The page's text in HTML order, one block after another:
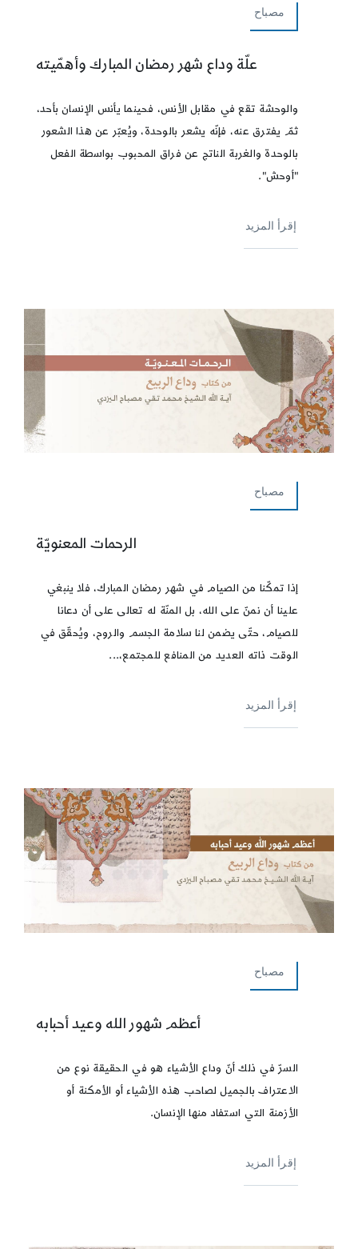
مصباح
علّة وداع شهر رمضان المبارك وأهمّيته
والوحشة تقع في مقابل الأنس، فحينما يأنس الإنسان بأحد،
ثمّ يفترق عنه، فإنّه يشعر بالوحدة، ويُعبّر عن هذا الشعور
بالوحدة والغربة الناتج عن فراق المحبوب بواسطة الفعل
"أوحش".
إقرأ المزيد
مصباح
الرحمات المعنويّة
إذا تمكّنا من الصيام في شهر رمضان المبارك، فلا ينبغي
علينا أن نمنّ على الله، بل المنّة له تعالى على أن دعانا
للصيام، حتّى يضمن لنا سلامة الجسم والروح، ويُحقّق في
الوقت ذاته العديد من المنافع للمجتمع،...
إقرأ المزيد
مصباح
أعظم شهور الله وعيد أحبابه
السرّ في ذلك أنّ وداع الأشياء هو في الحقيقة نوع من
الاعتراف بالجميل لصاحب هذه الأشياء أو الأمكنة أو
الأزمنة التي استفاد منها الإنسان.
إقرأ المزيد